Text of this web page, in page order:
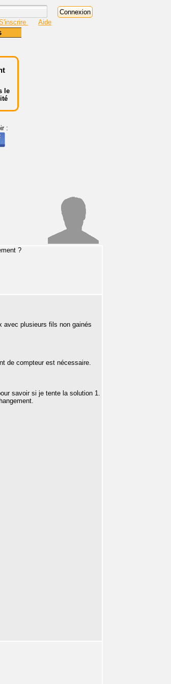
Aide
le
:
?
avec plusieurs fils non gainés
de compteur est nécessaire.
savoir si je tente la solution 1.